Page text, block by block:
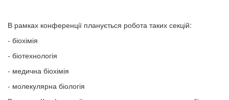
В рамках конференції планується робота таких секцій:
- біохімія
- біотехнологія
- медична біохімія
- молекулярна біологія